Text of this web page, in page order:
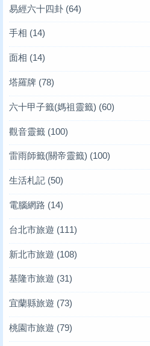
易經六十四卦 (64)
手相 (14)
面相 (14)
塔羅牌 (78)
六十甲子籤(媽祖靈籤) (60)
觀音靈籤 (100)
雷雨師籤(關帝靈籤) (100)
生活札記 (50)
電腦網路 (14)
台北市旅遊 (111)
新北市旅遊 (108)
基隆市旅遊 (31)
宜蘭縣旅遊 (73)
桃園市旅遊 (79)